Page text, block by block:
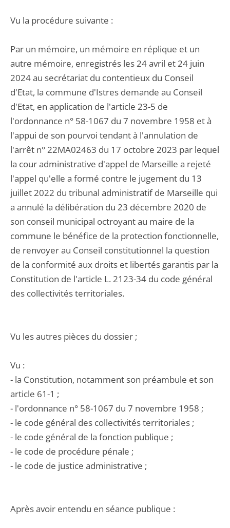
Vu la procédure suivante :
Par un mémoire, un mémoire en réplique et un
autre mémoire, enregistrés les 24 avril et 24 juin
2024 au secrétariat du contentieux du Conseil
d'Etat, la commune d'Istres demande au Conseil
d'Etat, en application de l'article 23-5 de
l'ordonnance n° 58-1067 du 7 novembre 1958 et à
l'appui de son pourvoi tendant à l'annulation de
l'arrêt n° 22MA02463 du 17 octobre 2023 par lequel
la cour administrative d'appel de Marseille a rejeté
l'appel qu'elle a formé contre le jugement du 13
juillet 2022 du tribunal administratif de Marseille qui
a annulé la délibération du 23 décembre 2020 de
son conseil municipal octroyant au maire de la
commune le bénéfice de la protection fonctionnelle,
de renvoyer au Conseil constitutionnel la question
de la conformité aux droits et libertés garantis par la
Constitution de l'article L. 2123-34 du code général
des collectivités territoriales.
Vu les autres pièces du dossier ;
Vu :
- la Constitution, notamment son préambule et son
article 61-1 ;
- l'ordonnance n° 58-1067 du 7 novembre 1958 ;
- le code général des collectivités territoriales ;
- le code général de la fonction publique ;
- le code de procédure pénale ;
- le code de justice administrative ;
Après avoir entendu en séance publique :